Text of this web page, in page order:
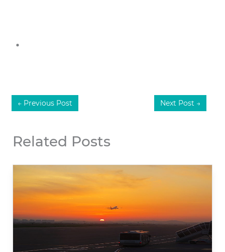
.
← Previous Post Next Post →
Related Posts